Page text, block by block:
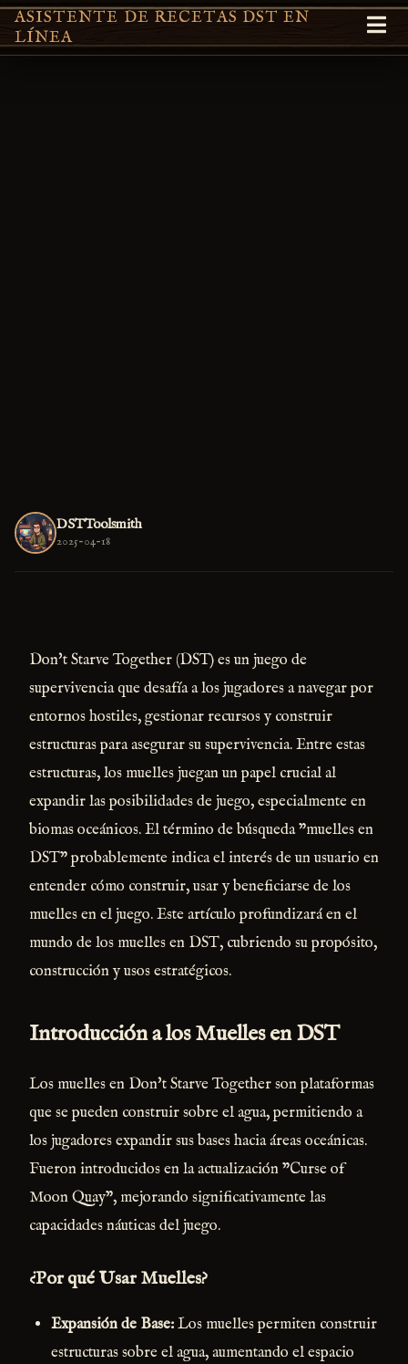
ASISTENTE DE RECETAS DST EN
LÍNEA
DSTToolsmith
2025-04-18
Don't Starve Together (DST) es un juego de
supervivencia que desafía a los jugadores a navegar por
entornos hostiles, gestionar recursos y construir
estructuras para asegurar su supervivencia. Entre estas
estructuras, los muelles juegan un papel crucial al
expandir las posibilidades de juego, especialmente en
biomas oceánicos. El término de búsqueda "muelles en
DST" probablemente indica el interés de un usuario en
entender cómo construir, usar y beneficiarse de los
muelles en el juego. Este artículo profundizará en el
mundo de los muelles en DST, cubriendo su propósito,
construcción y usos estratégicos.
Introducción a los Muelles en DST
Los muelles en Don't Starve Together son plataformas
que se pueden construir sobre el agua, permitiendo a
los jugadores expandir sus bases hacia áreas oceánicas.
Fueron introducidos en la actualización "Curse of
Moon Quay", mejorando significativamente las
capacidades náuticas del juego.
¿Por qué Usar Muelles?
Expansión de Base:Los muelles permiten construir
estructuras sobre el agua, aumentando el espacio